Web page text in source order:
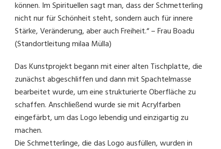
können. Im Spirituellen sagt man, dass der Schmetterling
nicht nur für Schönheit steht, sondern auch für innere
Stärke, Veränderung, aber auch Freiheit.“ – Frau Boadu
(Standortleitung milaa Mülla)
Das Kunstprojekt begann mit einer alten Tischplatte, die
zunächst abgeschliffen und dann mit Spachtelmasse
bearbeitet wurde, um eine strukturierte Oberfläche zu
schaffen. Anschließend wurde sie mit Acrylfarben
eingefärbt, um das Logo lebendig und einzigartig zu
machen.
Die Schmetterlinge, die das Logo ausfüllen, wurden in